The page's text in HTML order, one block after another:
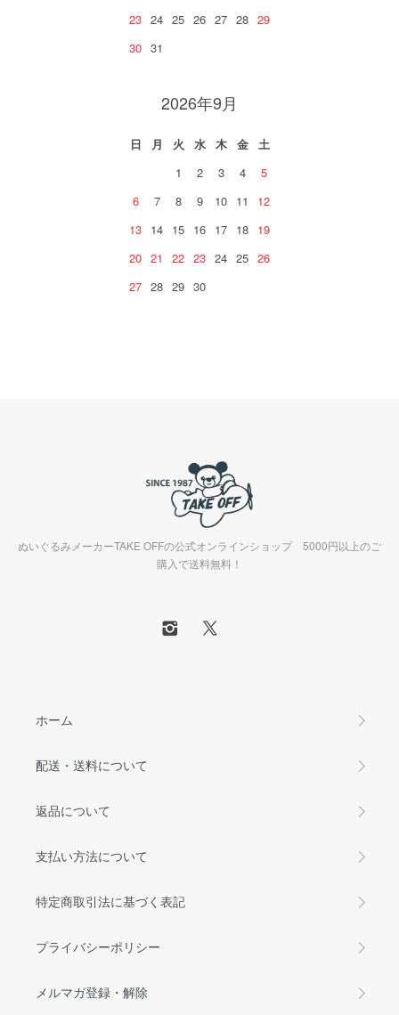
23 24 25 26 27 28 29
30 31
2026年9月
日 月 火 水 木 金
土
1
2 3 4
5
6
7 8 9 10 11
12
13 14 15 16 17 18 19
20 21 22 23 24 25 26
27 28 29 30
ぬいぐるみメーカーTAKE OFFの公式オンラインショップ 5000円以上のご
購入で送料無料！
ホーム
配送・送料について
返品について
支払い方法について
特定商取引法に基づく表記
プライバシーポリシー
メルマガ登録・解除